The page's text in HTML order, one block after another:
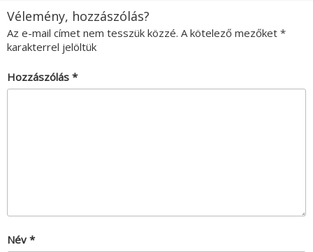
Vélemény, hozzászólás?
Az e-mail címet nem tesszük közzé. A kötelező mezőket *
karakterrel jelöltük
Hozzászólás *
Név *